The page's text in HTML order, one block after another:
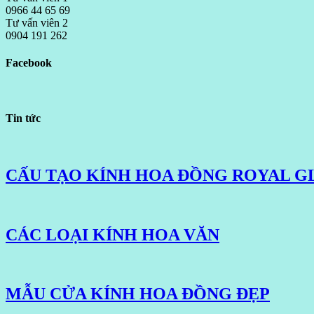
0966 44 65 69
Tư vấn viên 2
0904 191 262
Facebook
Tin tức
CẤU TẠO KÍNH HOA ĐỒNG ROYAL
CÁC LOẠI KÍNH HOA VĂN
MẪU CỬA KÍNH HOA ĐỒNG ĐẸP